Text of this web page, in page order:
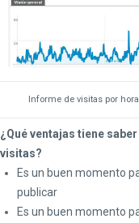
Informe de visitas por
¿Qué ventajas tiene
visitas?
Es un buen momento
publicar
Es un buen momento